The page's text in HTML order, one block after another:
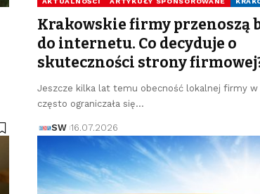
Krakowskie firmy przenoszą
do internetu. Co decyduje o
skuteczności strony
Jeszcze kilka lat temu obecność lokalnej firmy
często ograniczała się…
SW 16.07.2026